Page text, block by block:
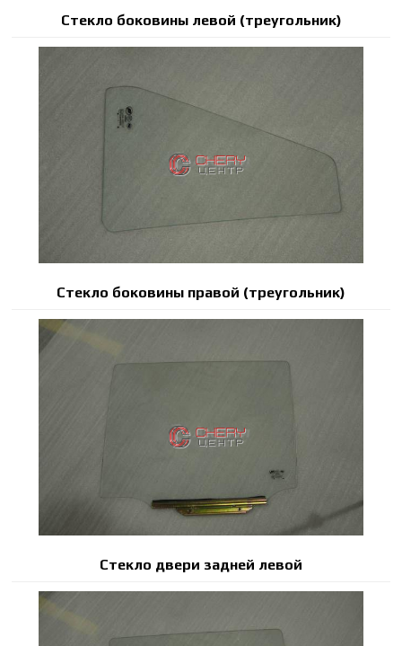
Стекло боковины левой (треугольник)
Стекло боковины правой (треугольник)
Стекло двери задней левой